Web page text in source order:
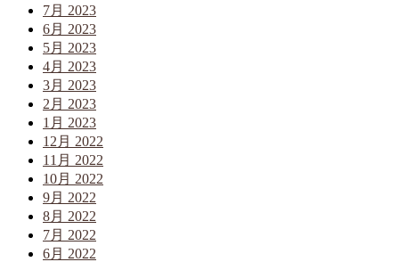
7月 2023
6月 2023
5月 2023
4月 2023
3月 2023
2月 2023
1月 2023
12月 2022
11月 2022
10月 2022
9月 2022
8月 2022
7月 2022
6月 2022